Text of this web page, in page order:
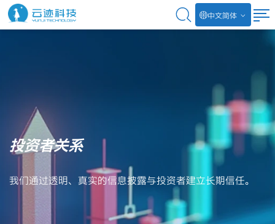
中文简体
投资者关系
我们通过透明、真实的信息披露与投资者建立长期信任。